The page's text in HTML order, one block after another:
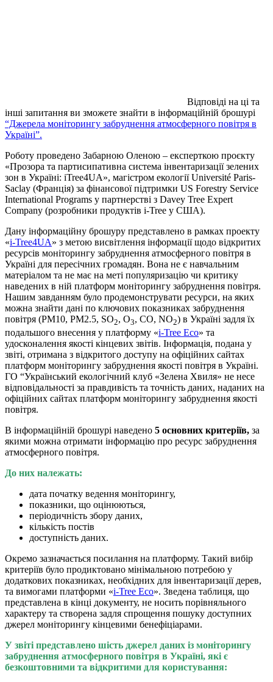
Відповіді на ці та
інші запитання ви зможете знайти в інформаційній брошурі
“Джерела моніторингу забруднення атмосферного повітря в
Україні”.
Роботу проведено Забарною Оленою – експерткою проєкту
«Прозора та партисипативна система інвентаризації зелених
зон в Україні: iTree4UA», магістром екології Université Paris-
Saclay (Франція) за фінансової підтримки US Forestry Service
International Programs у партнерстві з Davey Tree Expert
Company (розробники продуктів i-Tree у США).
Дану інформаційну брошуру представлено в рамках проекту
«i-Tree4UA» з метою висвітлення інформації щодо відкритих
ресурсів моніторингу забруднення атмосферного повітря в
Україні для пересічних громадян. Вона не є навчальним
матеріалом та не має на меті популяризацію чи критику
наведених в ній платформ моніторингу забруднення повітря.
Нашим завданням було продемонструвати ресурси, на яких
можна знайти дані по ключових показниках забруднення
повітря (PM10, PM2.5, SO2, O3, CO, NO2) в Україні задля їх
подальшого внесення у платформу «i-Tree Eco» та
удосконалення якості кінцевих звітів. Інформація, подана у
звіті, отримана з відкритого доступу на офіційних сайтах
платформ моніторингу забруднення якості повітря в Україні.
ГО “Український екологічний клуб «Зелена Хвиля» не несе
відповідальності за правдивість та точність даних, наданих на
офіційних сайтах платформ моніторингу забруднення якості
повітря.
В інформаційній брошурі наведено 5 основних критеріїв, за
якими можна отримати інформацію про ресурс забруднення
атмосферного повітря.
До них належать:
дата початку ведення моніторингу,
показники, що оцінюються,
періодичність збору даних,
кількість постів
доступність даних.
Окремо зазначається посилання на платформу. Такий вибір
критеріїв було продиктовано мінімальною потребою у
додаткових показниках, необхідних для інвентаризації дерев,
та вимогами платформи «i-Tree Eco». Зведена таблиця, що
представлена в кінці документу, не носить порівняльного
характеру та створена задля спрощення пошуку доступних
джерел моніторингу кінцевими бенефіціарами.
У звіті представлено шість джерел даних із моніторингу
забруднення атмосферного повітря в Україні, які є
безкоштовними та відкритими для користування: